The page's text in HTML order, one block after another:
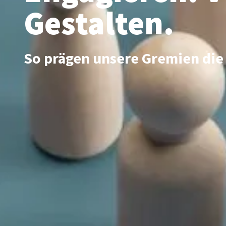
Gestalten.
So prägen unsere Gremien